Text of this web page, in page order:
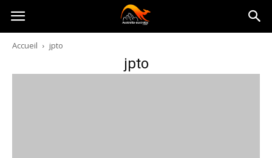
Australia-
australie.com
Accueil jpto
jpto